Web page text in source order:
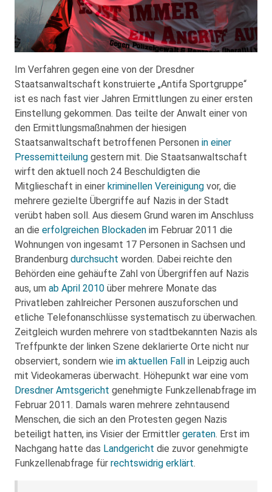
Im Verfahren gegen eine von der Dresdner
Staatsanwaltschaft konstruierte „Antifa Sportgruppe“
ist es nach fast vier Jahren Ermittlungen zu einer ersten
Einstellung gekommen. Das teilte der Anwalt einer von
den Ermittlungsmaßnahmen der hiesigen
Staatsanwaltschaft betroffenen Personen in einer
Pressemitteilung gestern mit. Die Staatsanwaltschaft
wirft den aktuell noch 24 Beschuldigten die
Mitglieschaft in einer kriminellen Vereinigung vor, die
mehrere gezielte Übergriffe auf Nazis in der Stadt
verübt haben soll. Aus diesem Grund waren im Anschluss
an die erfolgreichen Blockaden im Februar 2011 die
Wohnungen von ingesamt 17 Personen in Sachsen und
Brandenburg durchsucht worden. Dabei reichte den
Behörden eine gehäufte Zahl von Übergriffen auf Nazis
aus, um ab April 2010 über mehrere Monate das
Privatleben zahlreicher Personen auszuforschen und
etliche Telefonanschlüsse systematisch zu überwachen.
Zeitgleich wurden mehrere von stadtbekannten Nazis als
Treffpunkte der linken Szene deklarierte Orte nicht nur
observiert, sondern wie im aktuellen Fall in Leipzig auch
mit Videokameras überwacht. Höhepunkt war eine vom
Dresdner Amtsgericht genehmigte Funkzellenabfrage im
Februar 2011. Damals waren mehrere zehntausend
Menschen, die sich an den Protesten gegen Nazis
beteiligt hatten, ins Visier der Ermittler geraten. Erst im
Nachgang hatte das Landgericht die zuvor genehmigte
Funkzellenabfrage für rechtswidrig erklärt.